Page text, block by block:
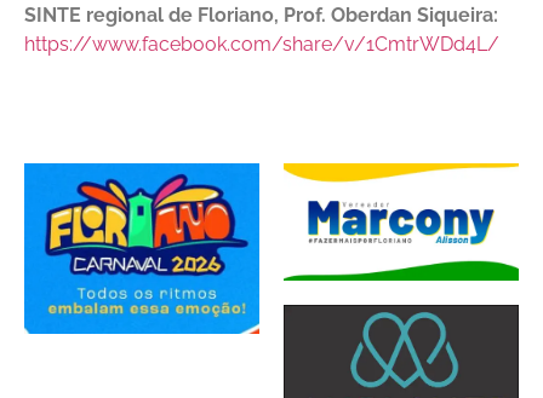
SINTE regional de Floriano, Prof. Oberdan Siqueira:
https://www.facebook.com/share/v/1CmtrWDd4L/